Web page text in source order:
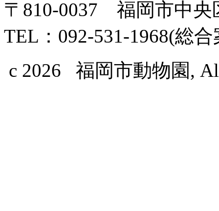
〒810-0037 福岡市中央
TEL：092-531-1968(総
c 2026 福岡市動物園,